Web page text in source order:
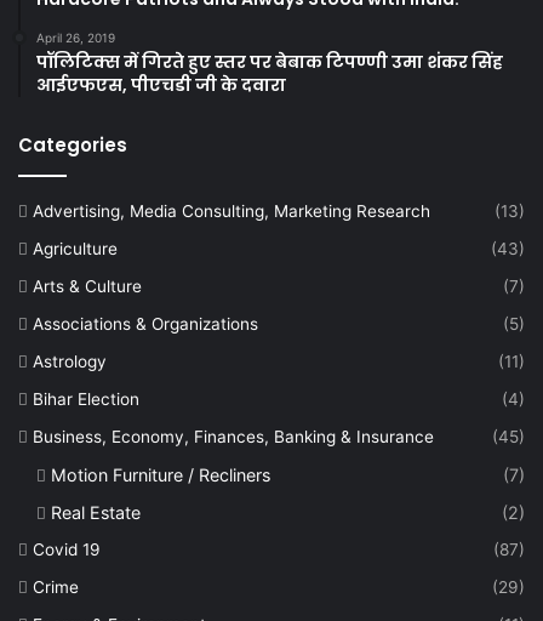
April 26, 2019
पॉलिटिक्स में गिरते हुए स्तर पर बेबाक टिपण्णी उमा शंकर सिंह
आईएफएस, पीएचडी जी के दवारा
Categories
Advertising, Media Consulting, Marketing Research
(13)
Agriculture
(43)
Arts & Culture
(7)
Associations & Organizations
(5)
Astrology
(11)
Bihar Election
(4)
Business, Economy, Finances, Banking & Insurance
(45)
Motion Furniture / Recliners
(7)
Real Estate
(2)
Covid 19
(87)
Crime
(29)